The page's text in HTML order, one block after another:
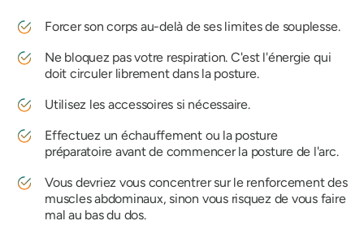
Forcer son corps au-delà de ses limites de souplesse.
Ne bloquez pas votre respiration. C'est l'énergie qui
doit circuler librement dans la posture.
Utilisez les accessoires si nécessaire.
Effectuez un échauffement ou la posture
préparatoire avant de commencer la posture de l'arc.
Vous devriez vous concentrer sur le renforcement des
muscles abdominaux, sinon vous risquez de vous faire
mal au bas du dos.